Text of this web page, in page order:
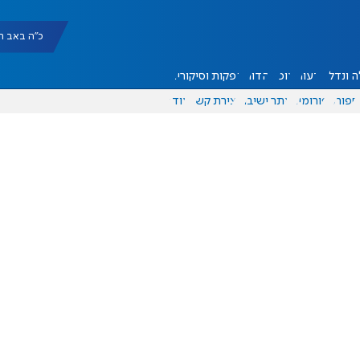
כ"ה באב תשפ"ו
ונדל"ן דעות אוכל יהדות הפקות וסיקורים
ספורט פורומים אתר ישיבה יצירת קשר עוד